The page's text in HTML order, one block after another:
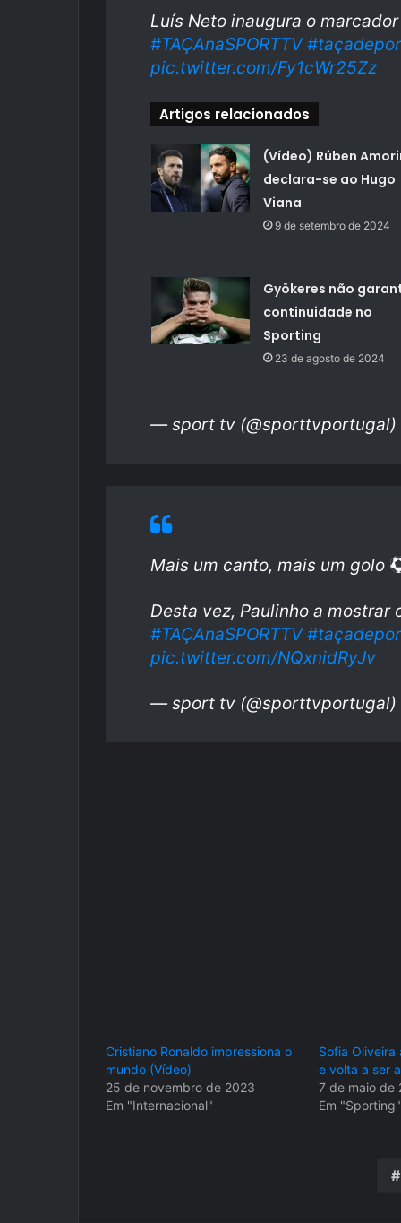
Luís Neto inaugura o
#TAÇAnaSPORTTV
pic.twitter.com/Fy1cWr25Zz
Artigos relacionados
(Vídeo) Rúben
declara-se ao Hugo
Viana
9 de setembro de 2024
Gyökeres não
continuidade no
Sporting
23 de agosto de 2024
— sport tv (@sporttvportugal)
Mais um canto, mais um golo
Desta vez, Paulinho a mostrar
#TAÇAnaSPORTTV
pic.twitter.com/NQxnidRyJv
— sport tv (@sporttvportugal)
Cristiano Ronaldo impressiona o
mundo (Vídeo)
25 de novembro de 2023
Em "Internacional"
Sofia Oliveira
e volta a ser
7 de maio de
Em "Sporting"